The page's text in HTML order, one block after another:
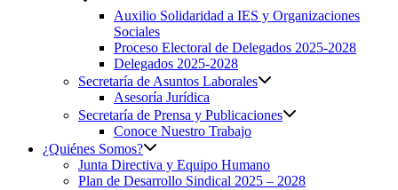
Auxilio Solidaridad a IES y Organizaciones
Sociales
Proceso Electoral de Delegados 2025-2028
Delegados 2025-2028
Secretaría de Asuntos Laborales
Asesoría Jurídica
Secretaría de Prensa y Publicaciones
Conoce Nuestro Trabajo
¿Quiénes Somos?
Junta Directiva y Equipo Humano
Plan de Desarrollo Sindical 2025 – 2028